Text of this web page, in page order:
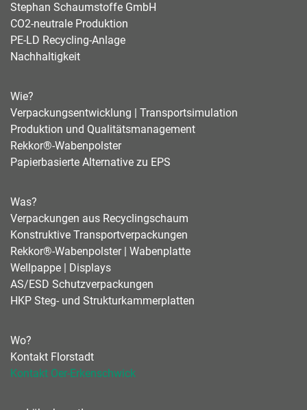
Stephan Schaumstoffe GmbH
CO2-neutrale Produktion
PE-LD Recycling-Anlage
Nachhaltigkeit
Wie?
Verpackungsentwicklung | Transportsimulation
Produktion und Qualitätsmanagement
Rekkor®-Wabenpolster
Papierbasierte Alternative zu EPS
Was?
Verpackungen aus Recyclingschaum
Konstruktive Transportverpackungen
Rekkor®-Wabenpolster | Wabenplatte
Wellpappe | Displays
AS/ESD Schutzverpackungen
HKP Steg- und Strukturkammerplatten
Wo?
Kontakt Florstadt
Kontakt Oer-Erkenschwick